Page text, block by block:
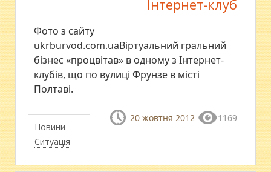
Новини
Ситуація
Інтернет-клуб
Фото з сайту
ukrburvod.com.uaВіртуальний гральний
бізнес «процвітав» в одному з Інтернет-
клубів, що по вулиці Фрунзе в місті
Полтаві.
20 жовтня 2012 1169